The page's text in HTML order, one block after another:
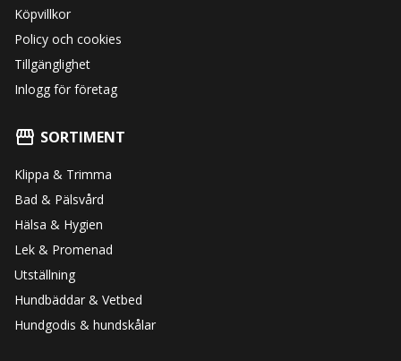
Köpvillkor
Policy och cookies
Tillgänglighet
Inlogg för företag
SORTIMENT
Klippa & Trimma
Bad & Pälsvård
Hälsa & Hygien
Lek & Promenad
Utställning
Hundbäddar & Vetbed
Hundgodis & hundskålar